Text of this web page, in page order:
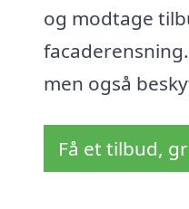
og modtage
men også
Få et tilbud,